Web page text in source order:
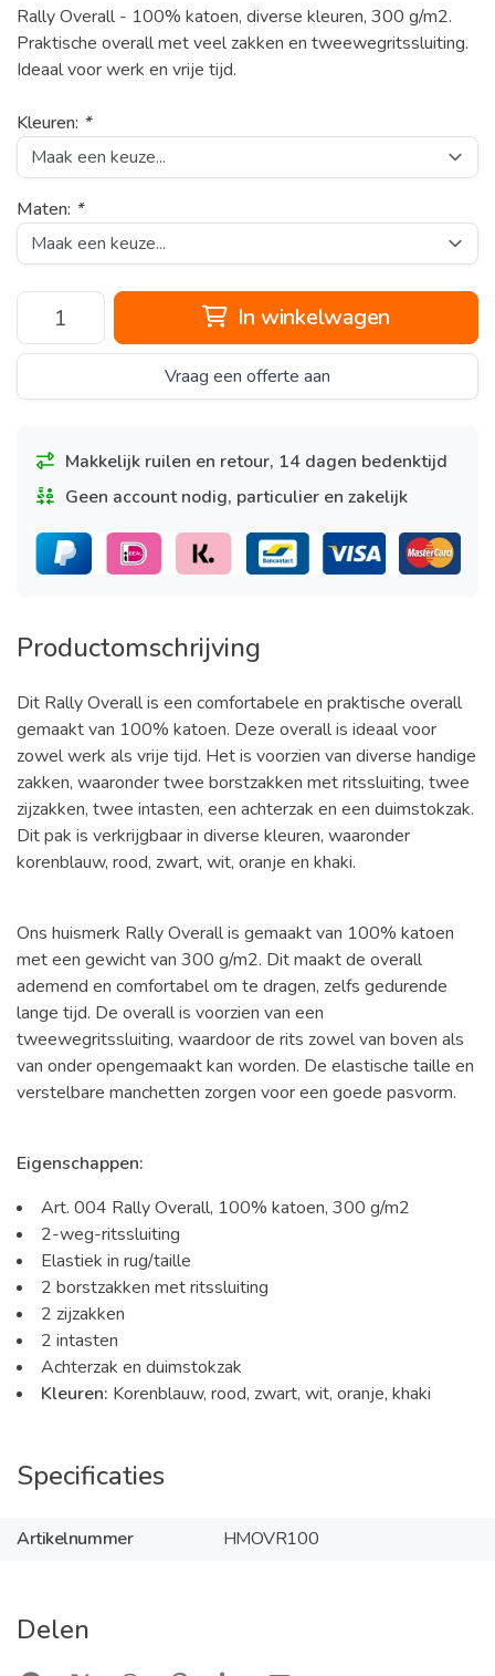
Rally Overall - 100% katoen, diverse kleuren, 300 g/m2.
Praktische overall met veel zakken en tweewegritssluiting.
Ideaal voor werk en vrije tijd.
Kleuren: *
Maten: *
In winkelwagen
Vraag een offerte aan
Makkelijk ruilen en retour, 14 dagen bedenktijd
Geen account nodig, particulier en zakelijk
Productomschrijving
Dit Rally Overall is een comfortabele en praktische overall
gemaakt van 100% katoen. Deze overall is ideaal voor
zowel werk als vrije tijd. Het is voorzien van diverse handige
zakken, waaronder twee borstzakken met ritssluiting, twee
zijzakken, twee intasten, een achterzak en een duimstokzak.
Dit pak is verkrijgbaar in diverse kleuren, waaronder
korenblauw, rood, zwart, wit, oranje en khaki.
Ons huismerk Rally Overall is gemaakt van 100% katoen
met een gewicht van 300 g/m2. Dit maakt de overall
ademend en comfortabel om te dragen, zelfs gedurende
lange tijd. De overall is voorzien van een
tweewegritssluiting, waardoor de rits zowel van boven als
van onder opengemaakt kan worden. De elastische taille en
verstelbare manchetten zorgen voor een goede pasvorm.
Eigenschappen:
Art. 004 Rally Overall, 100% katoen, 300 g/m2
2-weg-ritssluiting
Elastiek in rug/taille
2 borstzakken met ritssluiting
2 zijzakken
2 intasten
Achterzak en duimstokzak
Kleuren: Korenblauw, rood, zwart, wit, oranje, khaki
Specificaties
Artikelnummer HMOVR100
Delen